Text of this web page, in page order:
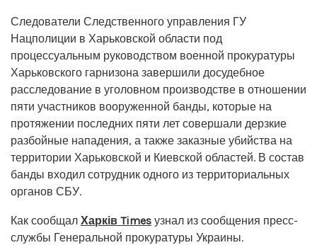
Следователи Следственного управления ГУ
Нацполиции в Харьковской области под
процессуальным руководством военной прокуратуры
Харьковского гарнизона завершили досудебное
расследование в уголовном производстве в отношении
пяти участников вооруженной банды, которые на
протяжении последних пяти лет совершали дерзкие
разбойные нападения, а также заказные убийства на
территории Харьковской и Киевской областей. В состав
банды входил сотрудник одного из территориальных
органов СБУ.
Как сообщал Харків Times узнал из сообщения пресс-
службы Генеральной прокуратуры Украины.